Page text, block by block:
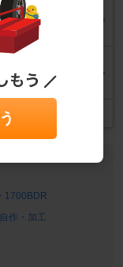
1700BDR
自作・加工